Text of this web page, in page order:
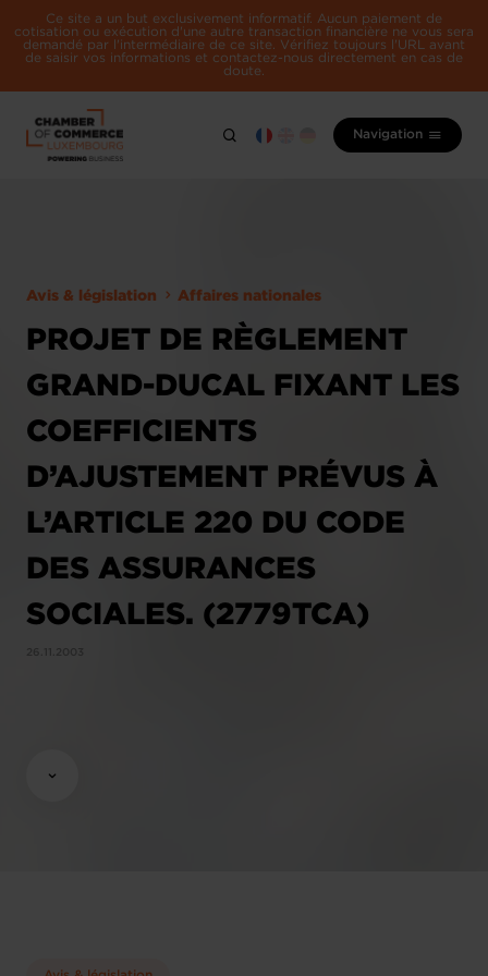
Ce site a un but exclusivement informatif. Aucun paiement de
cotisation ou exécution d'une autre transaction financière ne vous sera
demandé par l'intermédiaire de ce site. Vérifiez toujours l'URL avant
de saisir vos informations et contactez-nous directement en cas de
doute.
Navigation
Avis & législation Affaires nationales
PROJET DE RÈGLEMENT
GRAND-DUCAL FIXANT LES
COEFFICIENTS
D’AJUSTEMENT PRÉVUS À
L’ARTICLE 220 DU CODE
DES ASSURANCES
SOCIALES. (2779TCA)